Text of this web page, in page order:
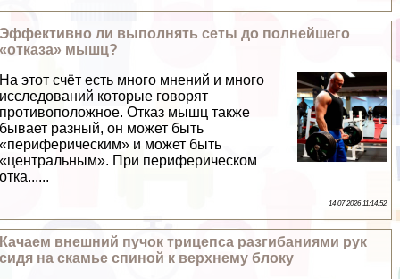
Эффективно ли выполнять сеты до полнейшего
«отказа» мышц?
На этот счёт есть много мнений и много
исследований которые говорят
противоположное. Отказ мышц также
бывает разный, он может быть
«периферическим» и может быть
«центральным». При периферическом
отка......
14 07 2026 11:14:52
Качаем внешний пучок трицепса разгибаниями рук
сидя на скамье спиной к верхнему блоку